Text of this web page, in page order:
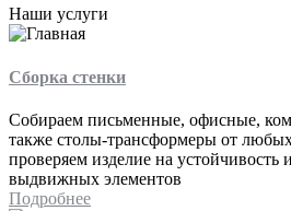
Наши услуги
Сборка стенки
Собираем письменные, офисные,
также столы-трансформеры от
проверяем изделие на устойчивость
выдвижных элементов
Подробнее